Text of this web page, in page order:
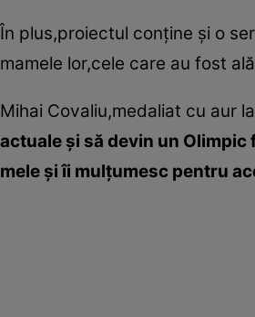
În plus,proiectul conţine şi o
mamele lor,cele care au fost
Mihai Covaliu,medaliat cu aur
actuale şi să devin un
mele şi îi mulţumesc pentru